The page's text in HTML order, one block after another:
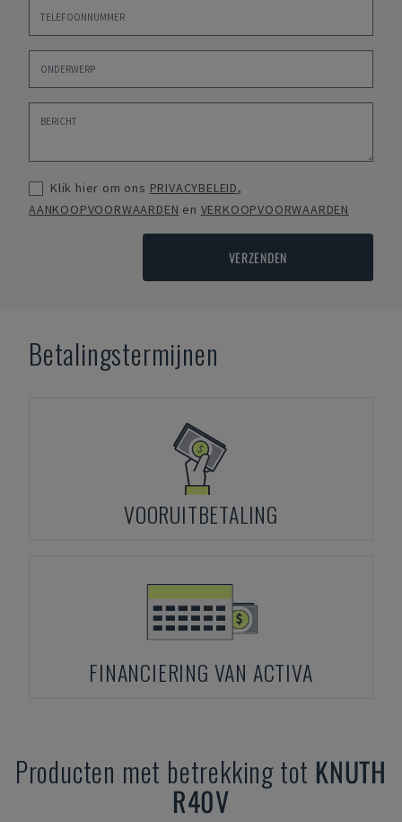
Klik hier om ons PRIVACYBELEID,
AANKOOPVOORWAARDEN en VERKOOPVOORWAARDEN
VERZENDEN
Betalingstermijnen
VOORUITBETALING
FINANCIERING VAN ACTIVA
Producten met betrekking tot KNUTH
R40V